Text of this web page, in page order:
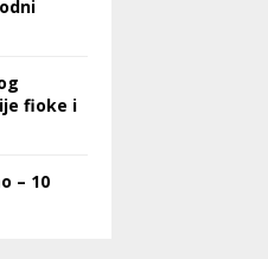
fioke i
– 10